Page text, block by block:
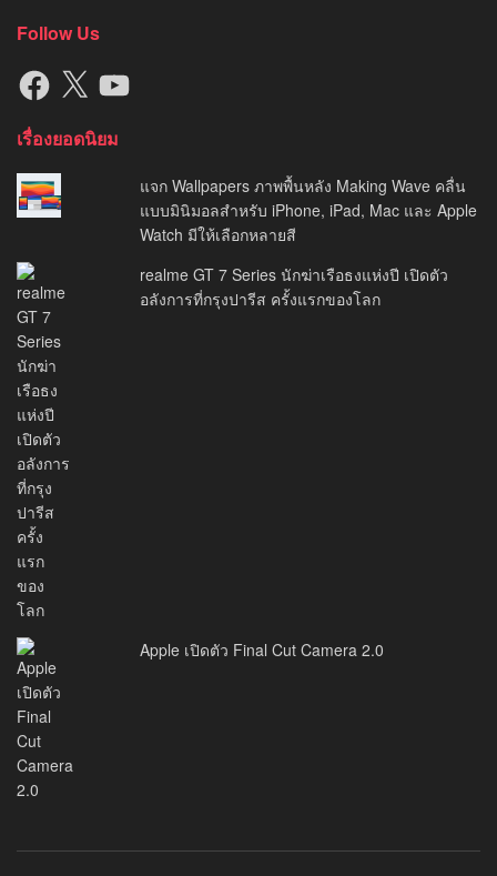
Follow Us
Facebook
X YouTube
เรื่องยอดนิยม
แจก Wallpapers ภาพพื้นหลัง Making Wave คลื่น
แบบมินิมอลสำหรับ iPhone, iPad, Mac และ Apple
Watch มีให้เลือกหลายสี
realme GT 7 Series นักฆ่าเรือธงแห่งปี เปิดตัว
อลังการที่กรุงปารีส ครั้งแรกของโลก
Apple เปิดตัว Final Cut Camera 2.0